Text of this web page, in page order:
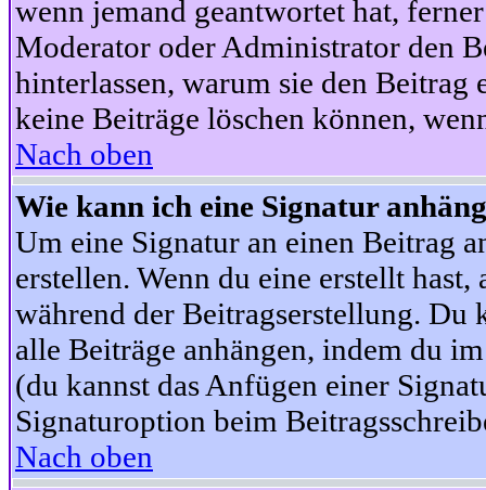
wenn jemand geantwortet hat,
Moderator oder Administrator den
hinterlassen, warum sie den Beitrag
keine Beiträge löschen können,
Nach oben
Wie kann ich eine Signatur
Um eine Signatur an einen Beitrag
erstellen. Wenn du eine erstellt
während der Beitragserstellung. Du
alle Beiträge anhängen, indem du
(du kannst das Anfügen einer
Signaturoption beim
Nach oben